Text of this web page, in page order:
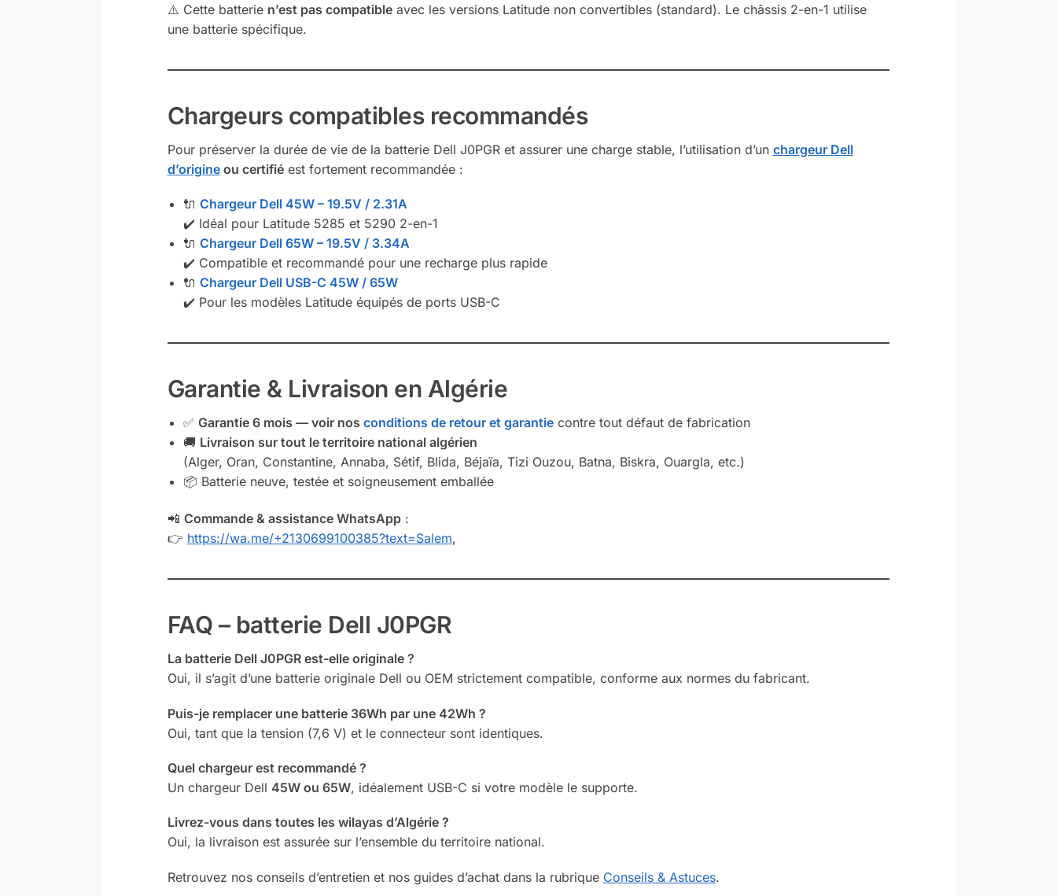
⚠️ Cette batterie n’est pas compatibleavec les versions Latitude non convertibles (standard). Le châssis 2-en-1 utilise
une batterie spécifique.
Chargeurs compatibles recommandés
Pour préserver la durée de vie de la batterie Dell J0PGR et assurer une charge stable, l’utilisation d’un chargeur Dell
d’origineou certifiéest fortement recommandée :
🔌 Chargeur Dell 45W – 19.5V / 2.31A
✔️ Idéal pour Latitude 5285 et 5290 2-en-1
🔌 Chargeur Dell 65W – 19.5V / 3.34A
✔️ Compatible et recommandé pour une recharge plus rapide
🔌 Chargeur Dell USB-C 45W / 65W
✔️ Pour les modèles Latitude équipés de ports USB-C
Garantie & Livraison en Algérie
✅ Garantie 6 mois — voir nos conditions de retour et garantiecontre tout défaut de fabrication
🚚 Livraison sur tout le territoire national algérien
(Alger, Oran, Constantine, Annaba, Sétif, Blida, Béjaïa, Tizi Ouzou, Batna, Biskra, Ouargla, etc.)
📦 Batterie neuve, testée et soigneusement emballée
📲 Commande & assistance WhatsApp:
👉 https://wa.me/+2130699100385?text=Salem,
FAQ – batterie Dell J0PGR
La batterie Dell J0PGR est-elle originale ?
Oui, il s’agit d’une batterie originale Dell ou OEM strictement compatible, conforme aux normes du fabricant.
Puis-je remplacer une batterie 36Wh par une 42Wh ?
Oui, tant que la tension (7,6 V) et le connecteur sont identiques.
Quel chargeur est recommandé ?
Un chargeur Dell 45W ou 65W, idéalement USB-C si votre modèle le supporte.
Livrez-vous dans toutes les wilayas d’Algérie ?
Oui, la livraison est assurée sur l’ensemble du territoire national.
Retrouvez nos conseils d’entretien et nos guides d’achat dans la rubrique Conseils & Astuces.